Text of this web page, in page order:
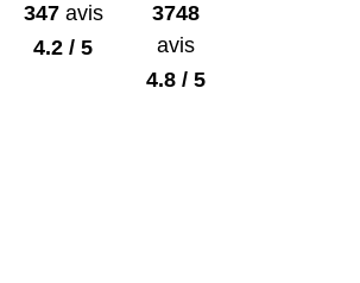
347avis
4.2 / 5
3748
avis
4.8 / 5